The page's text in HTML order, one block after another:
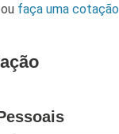
ou faça uma cotação